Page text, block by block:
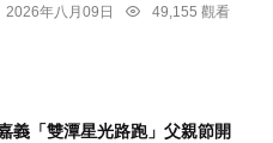
2026年八月09日
49,155 觀看
義「雙潭星光路跑」父親節開